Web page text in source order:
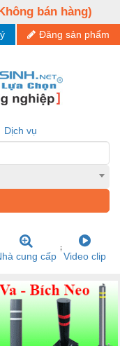
bán hàng)
Đăng sản phẩm
Dịch vụ
cung cấp Video clip